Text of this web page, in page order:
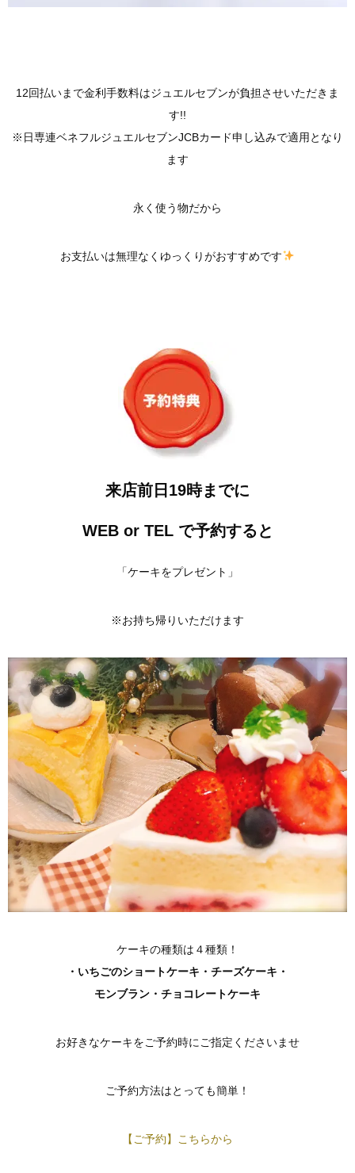
12回払いまで金利手数料はジュエルセブンが負担させいただきま
す!!
※日専連ベネフルジュエルセブンJCBカード申し込みで適用となり
ます
永く使う物だから
お支払いは無理なくゆっくりがおすすめです
来店前日19時までに
WEB or TEL で予約すると
「ケーキをプレゼント」
※お持ち帰りいただけます
ケーキの種類は４種類！
・いちごのショートケーキ ・チーズケーキ ・
モンブラン ・チョコレートケーキ
お好きなケーキをご予約時にご指定くださいませ
ご予約方法はとっても簡単！
【ご予約】こちらから